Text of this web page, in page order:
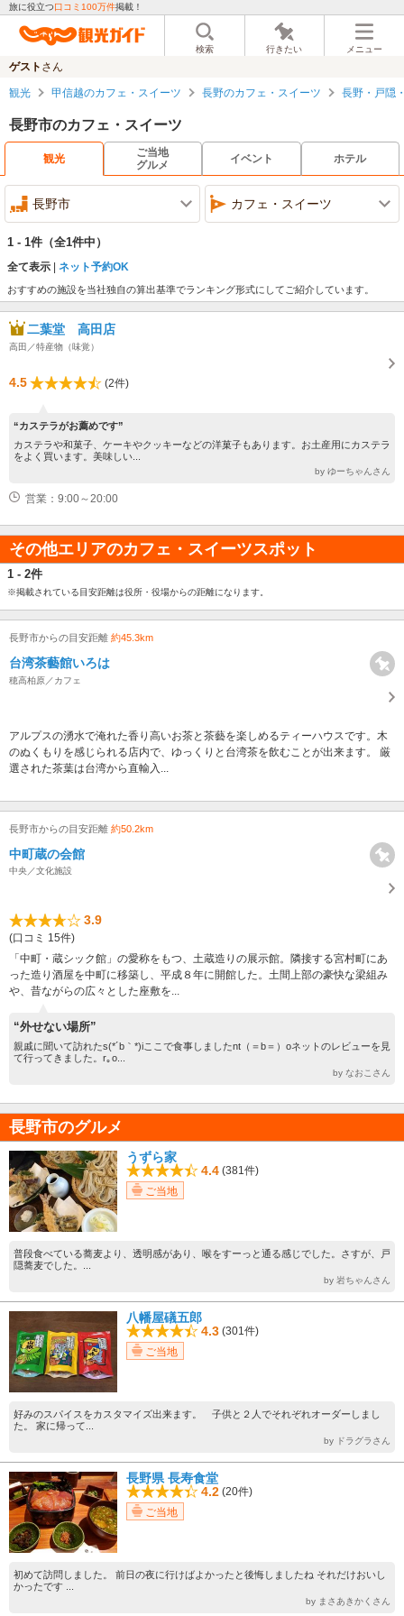
旅に役立つ口コミ100万件掲載！
検索 行きたい メニュー
ゲスト さん
観光 甲信越のカフェ・スイーツ 長野のカフェ・スイーツ 長野・戸隠
長野市のカフェ・スイーツ
観光
ご当地
グルメ
イベント ホテル
長野市 カフェ・スイーツ
1 - 1件 （全1件中）
全て表示 ネット予約OK
おすすめの施設を当社独自の算出基準でランキング形式にしてご紹介しています。
二葉堂 高田店
高田／特産物（味覚）
4.5 (2件)
“カステラがお薦めです”
カステラや和菓子、ケーキやクッキーなどの洋菓子もあります。お土産用にカステラ
をよく買います。美味しい...
by ゆーちゃんさん
営業：9:00～20:00
その他エリアのカフェ・スイーツスポット
1 - 2件
※掲載されている目安距離は役所・役場からの距離になります。
長野市からの目安距離 約45.3km
台湾茶藝館いろは
穂高柏原／カフェ
アルプスの湧水で淹れた香り高いお茶と茶藝を楽しめるティーハウスです。木
のぬくもりを感じられる店内で、ゆっくりと台湾茶を飲むことが出来ます。 厳
選された茶葉は台湾から直輸入...
長野市からの目安距離 約50.2km
中町蔵の会館
中央／文化施設
3.9
(口コミ 15件)
「中町・蔵シック館」の愛称をもつ、土蔵造りの展示館。隣接する宮村町にあ
った造り酒屋を中町に移築し、平成８年に開館した。土間上部の豪快な梁組み
や、昔ながらの広々とした座敷を...
“外せない場所”
親戚に聞いて訪れたs(*´b｀*)iここで食事しましたnt（＝b＝）oネットのレビューを見
て行ってきました。r｡o...
by なおこさん
長野市のグルメ
うずら家
4.4 (381件)
ご当地
普段食べている蕎麦より、透明感があり、喉をすーっと通る感じでした。さすが、戸
隠蕎麦でした。...
by 岩ちゃんさん
八幡屋礒五郎
4.3 (301件)
ご当地
好みのスパイスをカスタマイズ出来ます。 子供と２人でそれぞれオーダーしまし
た。 家に帰って...
by ドラグラさん
長野県 長寿食堂
4.2 (20件)
ご当地
初めて訪問しました。 前日の夜に行けばよかったと後悔しましたね それだけおいし
かったです ...
by まさあきかくさん